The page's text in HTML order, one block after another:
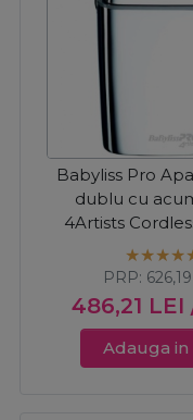
Babyliss Pro
dublu cu
4Artists
Silver
486,21 LEI
PRP: 626,19
Adauga in